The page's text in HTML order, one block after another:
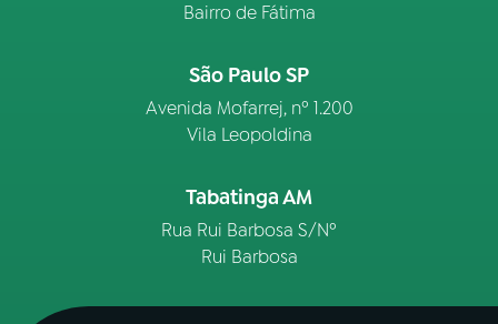
Bairro de Fátima
São Paulo SP
Avenida Mofarrej, nº 1.200
Vila Leopoldina
Tabatinga AM
Rua Rui Barbosa S/Nº
Rui Barbosa